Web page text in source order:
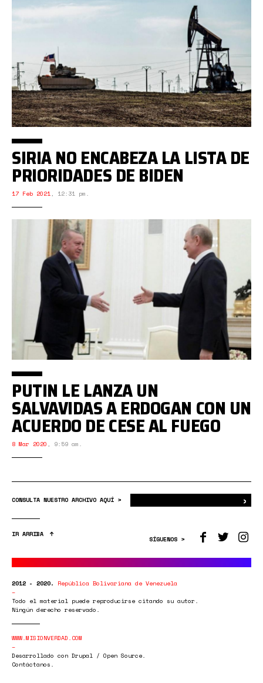
SIRIA NO ENCABEZA LA LISTA DE
PRIORIDADES DE BIDEN
17 Feb 2021, 12:31 pm.
PUTIN LE LANZA UN
SALVAVIDAS A ERDOGAN CON UN
ACUERDO DE CESE AL FUEGO
8 Mar 2020 , 9:59 am.
CONSULTA NUESTRO ARCHIVO AQUÍ > ›
IR ARRIBA
SÍGUENOS >
2012 - 2020. República Bolivariana de Venezuela
Todo el material puede reproducirse citando su autor.
Ningún derecho reservado.
WWW.MISIONVERDAD.COM
Desarrollado con Drupal / Open Source.
Contáctanos.